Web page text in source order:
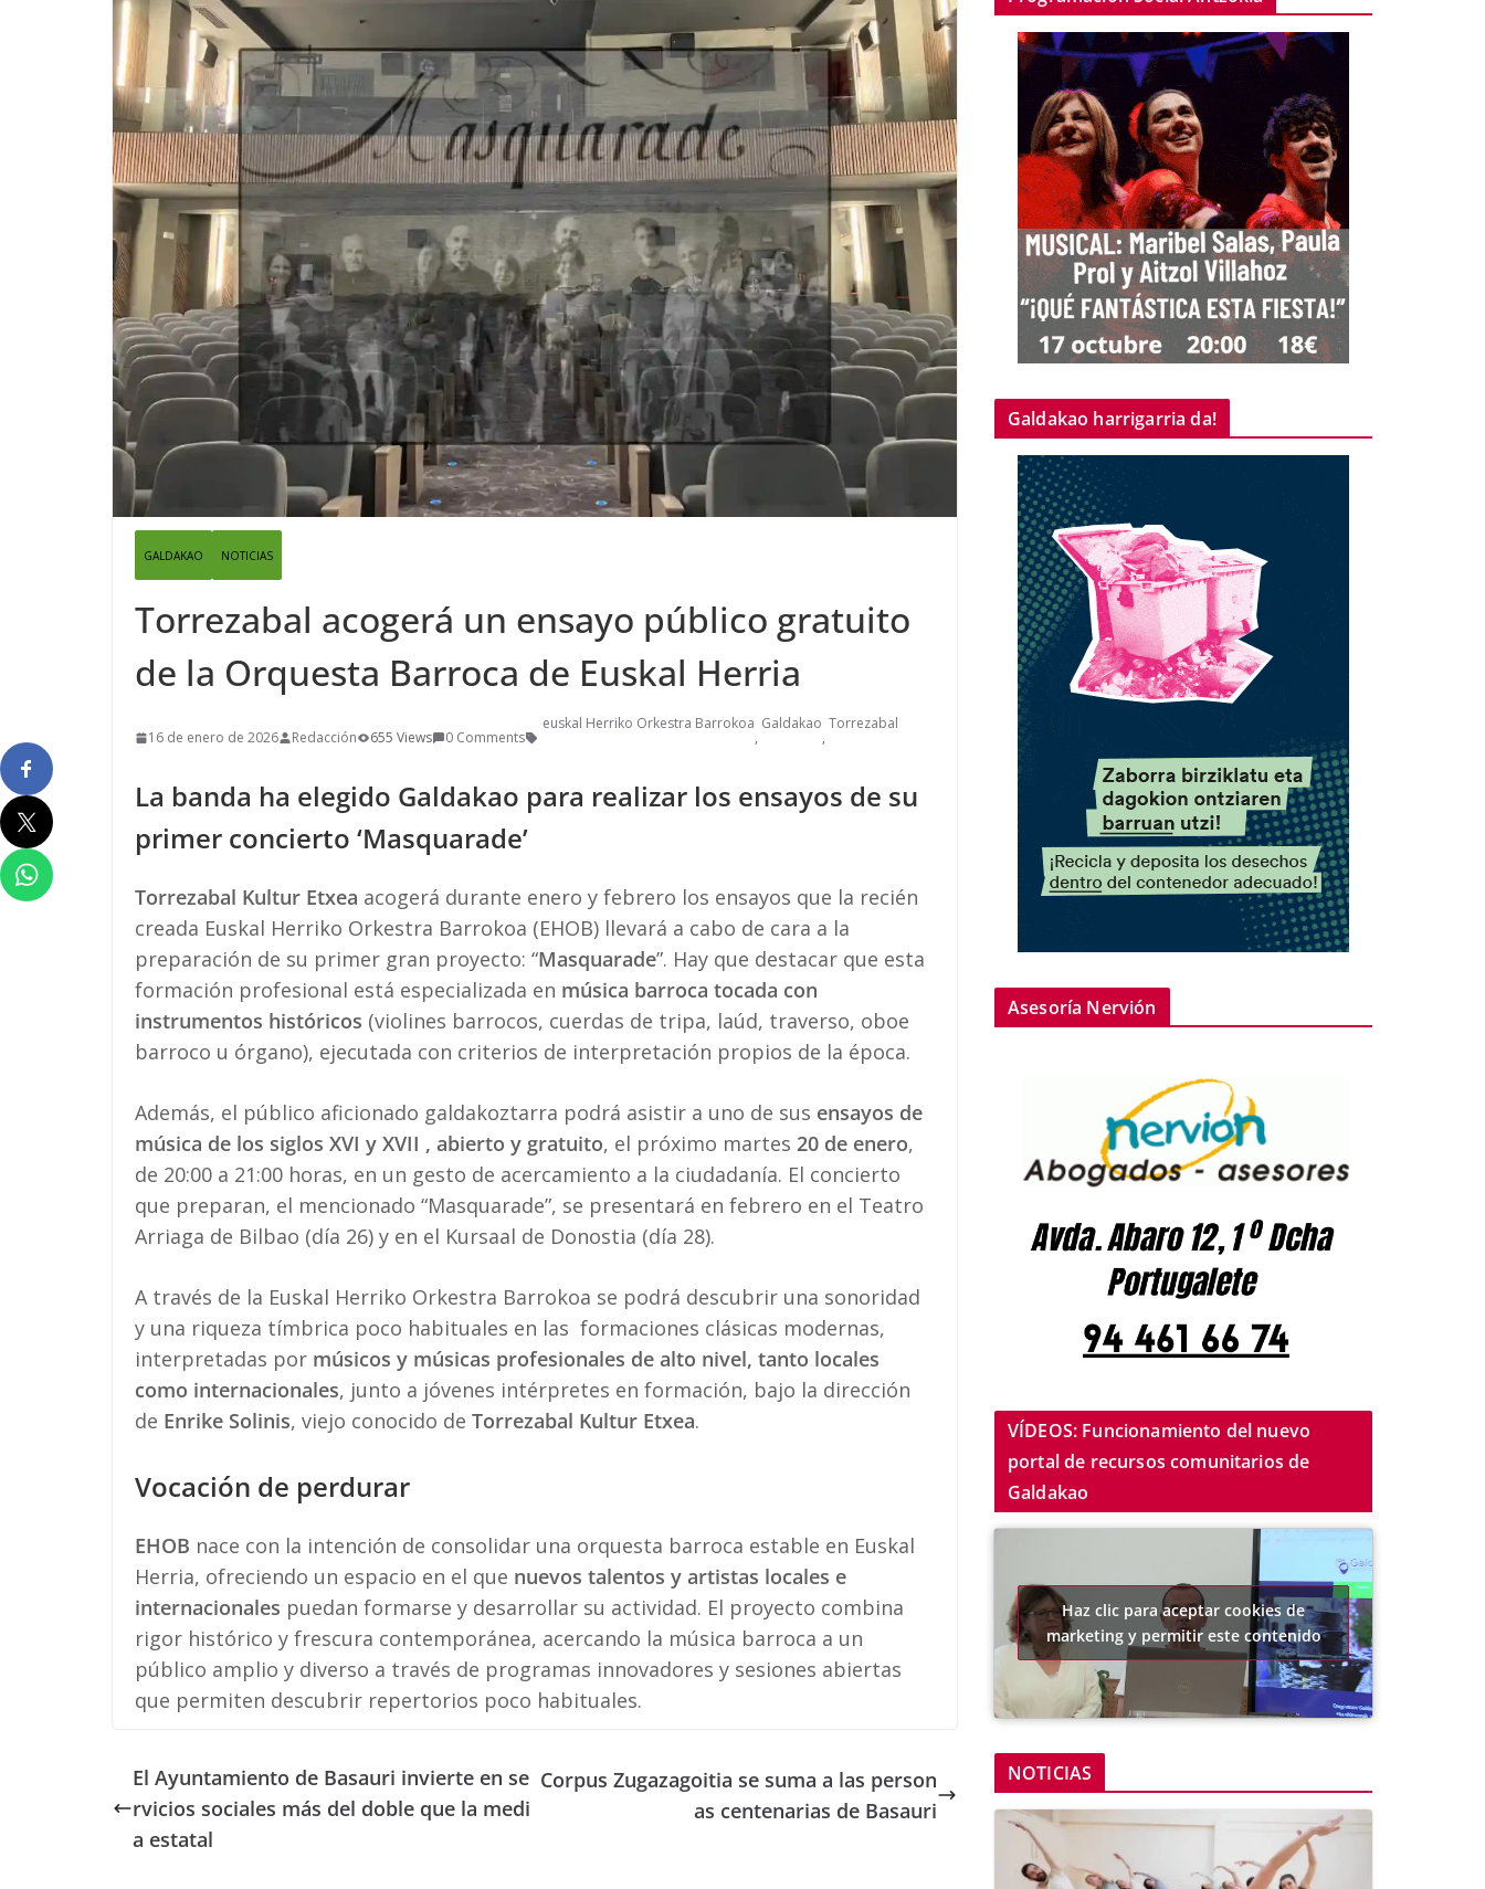
GALDAKAO NOTICIAS
Torrezabal acogerá un ensayo público gratuito
de la Orquesta Barroca de Euskal Herria
16 de enero de 2026 Redacción 655 Views 0 Comments
euskal Herriko Orkestra Barrokoa
,
Galdakao
,
Torrezabal
La banda ha elegido Galdakao para realizar los ensayos de su
primer concierto ‘Masquarade’
Torrezabal Kultur Etxea acogerá durante enero y febrero los ensayos que la recién
creada Euskal Herriko Orkestra Barrokoa (EHOB) llevará a cabo de cara a la
preparación de su primer gran proyecto: “Masquarade”. Hay que destacar que esta
formación profesional está especializada en música barroca tocada con
instrumentos históricos (violines barrocos, cuerdas de tripa, laúd, traverso, oboe
barroco u órgano), ejecutada con criterios de interpretación propios de la época.
Además, el público aficionado galdakoztarra podrá asistir a uno de sus ensayos de
música de los siglos XVI y XVII , abierto y gratuito, el próximo martes 20 de enero,
de 20:00 a 21:00 horas, en un gesto de acercamiento a la ciudadanía. El concierto
que preparan, el mencionado “Masquarade”, se presentará en febrero en el Teatro
Arriaga de Bilbao (día 26) y en el Kursaal de Donostia (día 28).
A través de la Euskal Herriko Orkestra Barrokoa se podrá descubrir una sonoridad
y una riqueza tímbrica poco habituales en las formaciones clásicas modernas,
interpretadas por músicos y músicas profesionales de alto nivel, tanto locales
como internacionales, junto a jóvenes intérpretes en formación, bajo la dirección
de Enrike Solinis, viejo conocido de Torrezabal Kultur Etxea.
Vocación de perdurar
EHOB nace con la intención de consolidar una orquesta barroca estable en Euskal
Herria, ofreciendo un espacio en el que nuevos talentos y artistas locales e
internacionales puedan formarse y desarrollar su actividad. El proyecto combina
rigor histórico y frescura contemporánea, acercando la música barroca a un
público amplio y diverso a través de programas innovadores y sesiones abiertas
que permiten descubrir repertorios poco habituales.
El Ayuntamiento de Basauri invierte en se
rvicios sociales más del doble que la medi
a estatal
Corpus Zugazagoitia se suma a las person
as centenarias de Basauri
Galdakao harrigarria da!
Asesoría Nervión
VÍDEOS: Funcionamiento del nuevo
portal de recursos comunitarios de
Galdakao
Haz clic para aceptar cookies de
marketing y permitir este contenido
NOTICIAS